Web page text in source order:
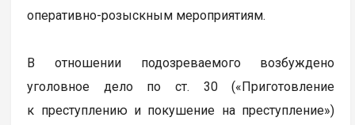
оперативно-розыскным мероприятиям.
В отношении подозреваемого возбуждено
уголовное дело по ст. 30 («Приготовление
к преступлению и покушение на преступление»)